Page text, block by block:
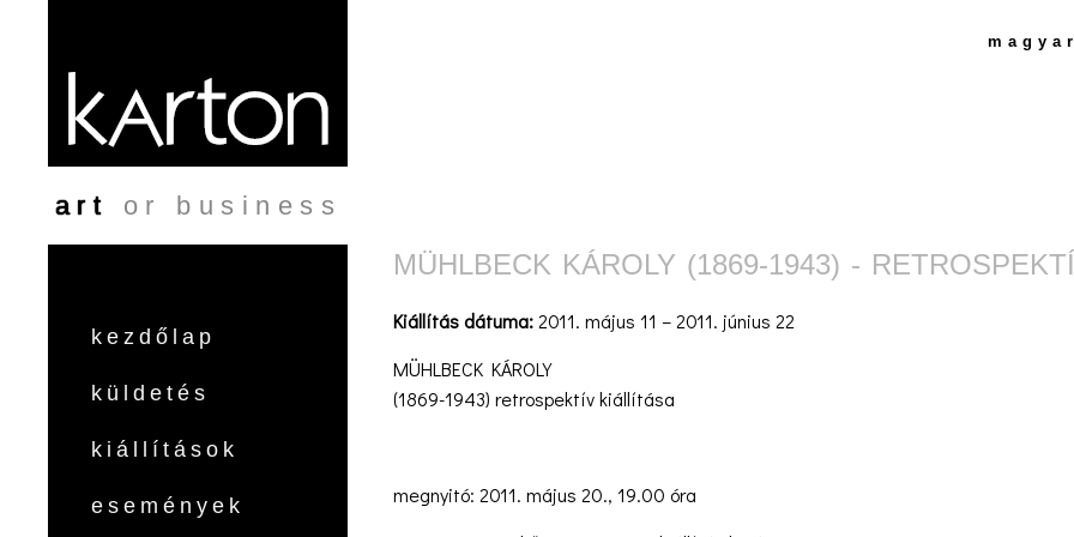
art or business
kezdőlap
küldetés
kiállítások
események
magyar
MÜHLBECK KÁROLY (1869-1943) -
Kiállítás dátuma:2011. május 11 – 2011. június 22
MÜHLBECK KÁROLY
(1869-1943) retrospektív kiállítása
megnyitó: 2011. május 20., 19.00 óra